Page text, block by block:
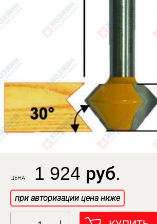
ЦЕНА 1 924 руб.
при авторизации цена ниже